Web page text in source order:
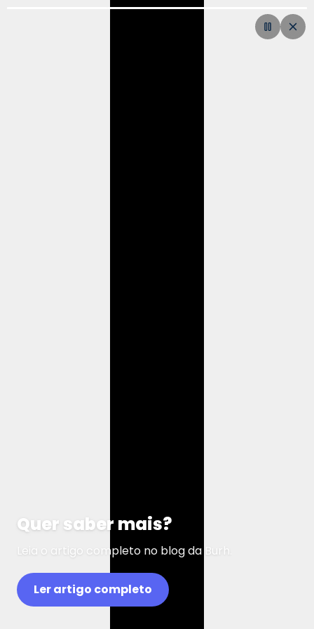
Quer saber mais?
Leia o artigo completo no blog da Burh.
Ler artigo completo